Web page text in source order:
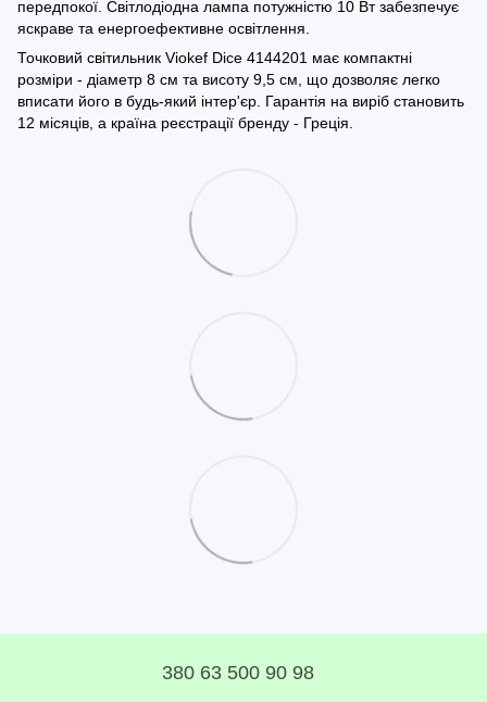
передпокої. Світлодіодна лампа потужністю 10 Вт забезпечує
яскраве та енергоефективне освітлення.
Точковий світильник Viokef Dice 4144201 має компактні
розміри - діаметр 8 см та висоту 9,5 см, що дозволяє легко
вписати його в будь-який інтер'єр. Гарантія на виріб становить
12 місяців, а країна реєстрації бренду - Греція.
380 63 500 90 98